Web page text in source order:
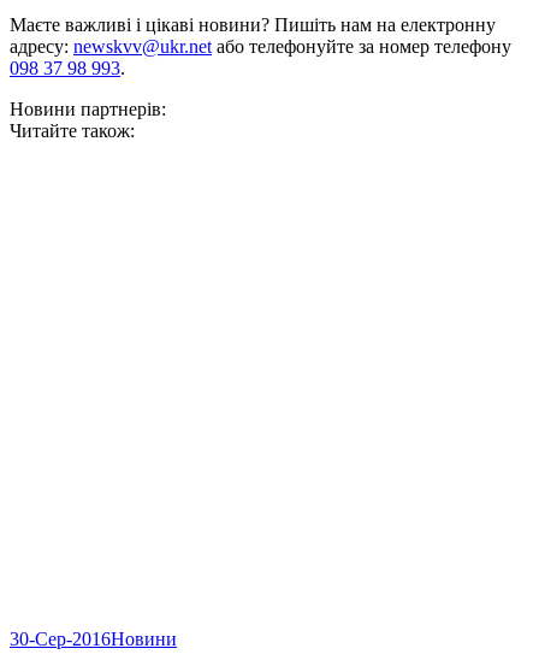
Маєте важливі і цікаві новини? Пишіть нам на електронну
адресу: newskvv@ukr.netабо телефонуйте за номер телефону
098 37 98 993.
Новини партнерів:
Читайте також:
30-Сер-2016Новини